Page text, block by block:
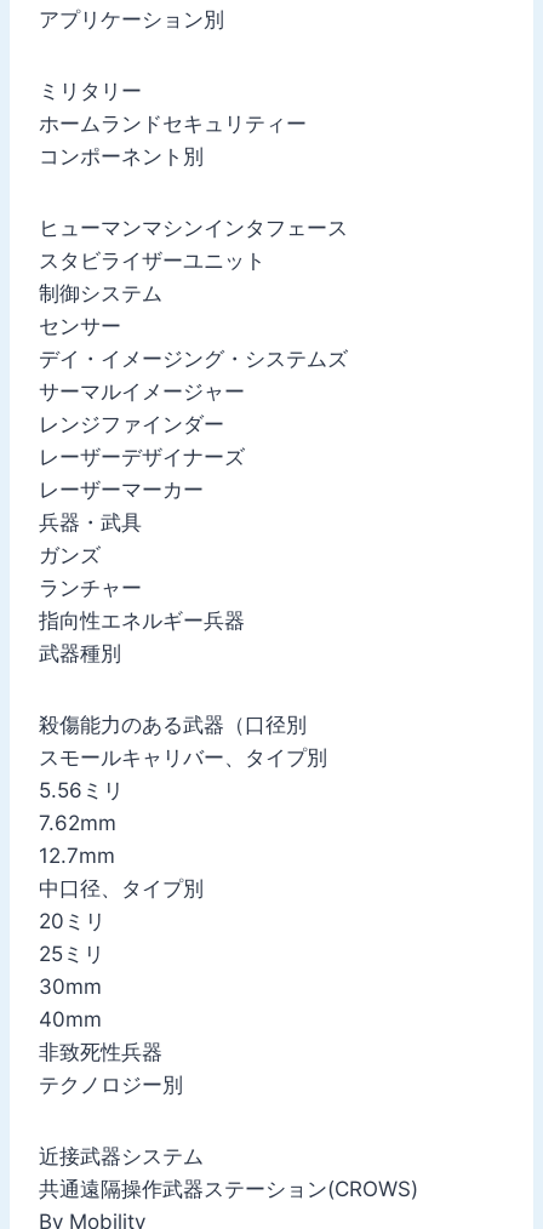
アプリケーション別
ミリタリー
ホームランドセキュリティー
コンポーネント別
ヒューマンマシンインタフェース
スタビライザーユニット
制御システム
センサー
デイ・イメージング・システムズ
サーマルイメージャー
レンジファインダー
レーザーデザイナーズ
レーザーマーカー
兵器・武具
ガンズ
ランチャー
指向性エネルギー兵器
武器種別
殺傷能力のある武器（口径別
スモールキャリバー、タイプ別
5.56ミリ
7.62mm
12.7mm
中口径、タイプ別
20ミリ
25ミリ
30mm
40mm
非致死性兵器
テクノロジー別
近接武器システム
共通遠隔操作武器ステーション(CROWS)
By Mobility